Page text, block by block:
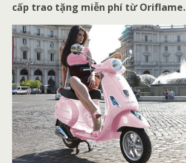
cấp trao tặng miễn phí từ Oriflame.